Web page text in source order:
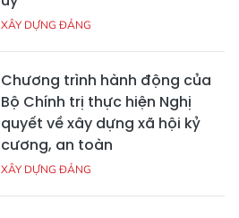
XÂY DỰNG ĐẢNG
Chương trình hành động của
Bộ Chính trị thực hiện Nghị
quyết về xây dựng xã hội kỷ
cương, an toàn
XÂY DỰNG ĐẢNG